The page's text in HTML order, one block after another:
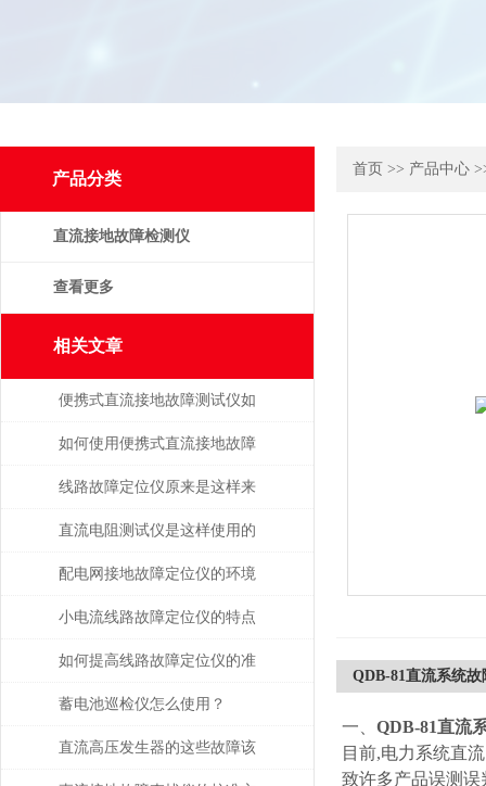
产品分类
直流接地故障检测仪
查看更多
相关文章
便携式直流接地故障测试仪如
何避免误操作风险？
如何使用便携式直流接地故障
测试仪进行现场测试
线路故障定位仪原来是这样来
定位的
直流电阻测试仪是这样使用的
吗？
配电网接地故障定位仪的环境
适应性与耐用性分析
小电流线路故障定位仪的特点
有这些
如何提高线路故障定位仪的准
确性？
蓄电池巡检仪怎么使用？
直流高压发生器的这些故障该
首页 >> 产品中心
QDB-81直流系统故
一、 QDB-81直流
目前,电力系统直
致许多产品误测